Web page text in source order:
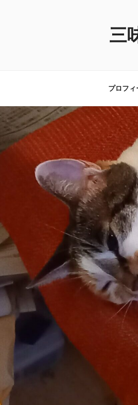
プ
三
プロフィ